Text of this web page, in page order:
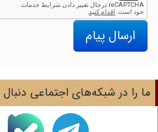
ارسال پیام
را در شبکه‌های اجتماعی دنبال